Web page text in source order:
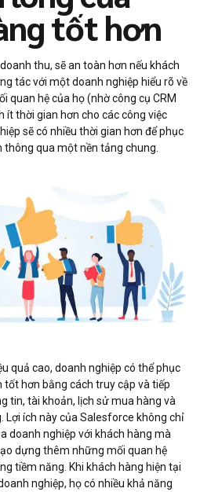
tốt hơn
thu, sẽ an toàn hơn nếu khách
tác với một doanh nghiệp hiểu rõ về
quan hệ của họ (nhờ công cụ CRM
ít thời gian hơn cho các công việc
sẽ có nhiều thời gian hơn để phục
qua một nền tảng chung.
quả cao, doanh nghiệp có thể phục
tốt hơn bằng cách truy cập và tiếp
tin, tài khoản, lịch sử mua hàng và
Lợi ích này của Salesforce không chỉ
doanh nghiệp với khách hàng mà
dựng thêm những mối quan hệ
tiềm năng. Khi khách hàng hiện tại
nghiệp, họ có nhiều khả năng